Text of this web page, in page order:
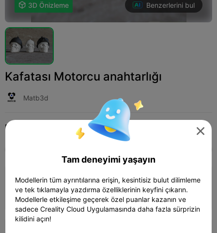
 3D Önizleme Benzerlerini bul
Kafatası Motorcu anahtarlığı
Matb3d
Print Settings (3) Ekle Fashion Jewelry & Accessories 
0.2mm layer, 3 walls, 15% infill
01h 17m 37.00g

Tam deneyimi yaşayın
Modellerin tüm ayrıntılarına erişin, kesintisiz bulut dilimleme
ve tek tıklamayla yazdırma özelliklerinin keyfini çıkarın.
Modellerle etkileşime geçerek özel puanlar kazanın ve
sadece Creality Cloud Uygulamasında daha fazla sürprizin
kilidini açın!